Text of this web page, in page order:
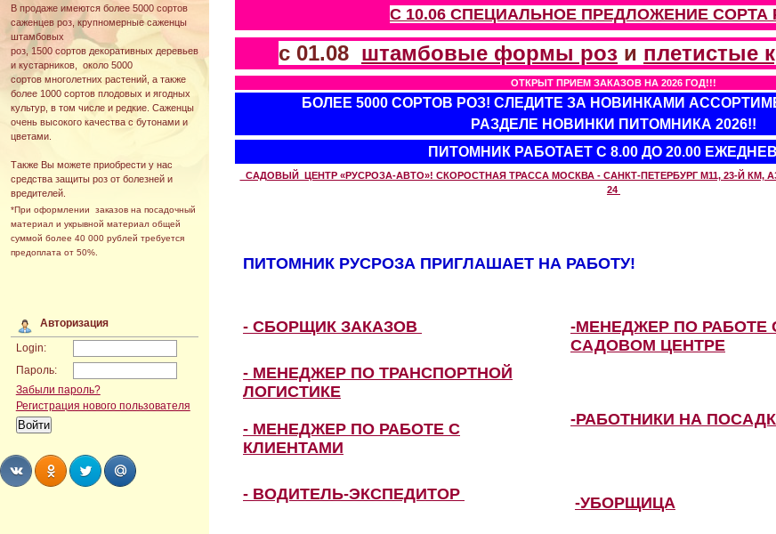
В продаже имеются более 5000 сортов
саженцев роз, крупномерные саженцы
штамбовых
роз, 1500 сортов декоративных деревьев
и кустарников, около 5000
сортов многолетних растений, а также
более 1000 сортов плодовых и ягодных
культур, в том числе и редкие. Саженцы
очень высокого качества с бутонами и
цветами.
Также Вы можете приобрести у нас
средства защиты роз от болезней и
вредителей.
*При оформлении заказов на посадочный
материал и укрывной материал общей
суммой более 40 000 рублей требуется
предоплата от 50%.
Авторизация
Login:
Пароль:
Забыли пароль?
Регистрация нового пользователя
С 10.06 СПЕЦИАЛЬНОЕ ПРЕДЛОЖЕНИЕ СОРТА
с 01.08 штамбовые формы роз и плетистые
ОТКРЫТ ПРИЕМ ЗАКАЗОВ НА 2026 ГОД!!!
БОЛЕЕ 5000 СОРТОВ РОЗ! СЛЕДИТЕ ЗА НОВИНКАМИ
РАЗДЕЛЕ НОВИНКИ ПИТОМНИКА 2026!!
ПИТОМНИК РАБОТАЕТ С 8.00 ДО 20.00
САДОВЫЙ ЦЕНТР «РУСРОЗА-АВТО»! СКОРОСТНАЯ ТРАССА МОСКВА - САНКТ-ПЕТЕРБУРГ М11, 23-Й КМ,
24
ПИТОМНИК РУСРОЗА ПРИГЛАШАЕТ НА РАБОТУ!
- СБОРЩИК ЗАКАЗОВ
-МЕНЕДЖЕР ПО РАБОТЕ
САДОВОМ ЦЕНТРЕ
- МЕНЕДЖЕР ПО ТРАНСПОРТНОЙ
ЛОГИСТИКЕ
- МЕНЕДЖЕР ПО РАБОТЕ С
КЛИЕНТАМИ
-РАБОТНИКИ НА
- ВОДИТЕЛЬ-ЭКСПЕДИТОР -УБОРЩИЦА